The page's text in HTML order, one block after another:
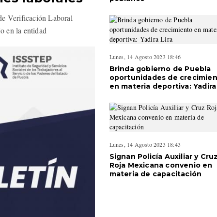
Verificación Laboral
en la entidad
Lunes, 14 Agosto 2023 18:46
Brinda gobierno de Puebla
oportunidades de
en materia deportiva:
Lunes, 14 Agosto 2023 18:43
Signan Policía Auxiliar y
Roja Mexicana convenio en
materia de capacitación